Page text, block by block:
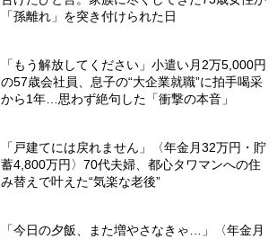
「孫離れ」を突き付けられた日
「もう解放してください」小遣い月2万5,000円
の57歳会社員、息子の“大企業就職”に拍手喝采
から1年…思わず絶句した「衝撃の本音」
「戸建てには戻れません」〈年金月32万円・貯
蓄4,800万円〉70代夫婦、都心タワマンへの住
み替えで叶えた“気楽な老後”
「今日の夕飯、また増やさなきゃ…」〈年金月